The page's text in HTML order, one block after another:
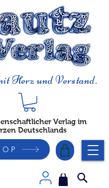
Herz und Verstand.
Verlag im
Deutschlands